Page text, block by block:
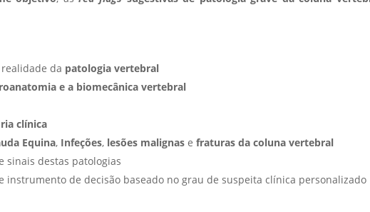
da patologia vertebral
e a biomecânica vertebral
clínica
Equina, Infeções, lesões malignas efraturas da coluna vertebral
sinais destas patologias
de decisão baseado no grau de suspeita clínica personalizado